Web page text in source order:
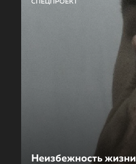
СПЕЦПРОЕКТ
Неизбежность жизни